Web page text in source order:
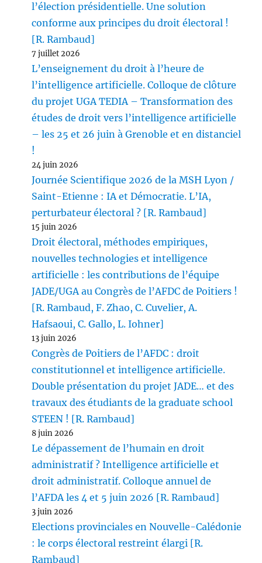
l’élection présidentielle. Une solution
conforme aux principes du droit électoral !
[R. Rambaud]
7 juillet 2026
L’enseignement du droit à l’heure de
l’intelligence artificielle. Colloque de clôture
du projet UGA TEDIA – Transformation des
études de droit vers l’intelligence artificielle
– les 25 et 26 juin à Grenoble et en distanciel
!
24 juin 2026
Journée Scientifique 2026 de la MSH Lyon /
Saint-Etienne : IA et Démocratie. L’IA,
perturbateur électoral ? [R. Rambaud]
15 juin 2026
Droit électoral, méthodes empiriques,
nouvelles technologies et intelligence
artificielle : les contributions de l’équipe
JADE/UGA au Congrès de l’AFDC de Poitiers !
[R. Rambaud, F. Zhao, C. Cuvelier, A.
Hafsaoui, C. Gallo, L. Iohner]
13 juin 2026
Congrès de Poitiers de l’AFDC : droit
constitutionnel et intelligence artificielle.
Double présentation du projet JADE… et des
travaux des étudiants de la graduate school
STEEN ! [R. Rambaud]
8 juin 2026
Le dépassement de l’humain en droit
administratif ? Intelligence artificielle et
droit administratif. Colloque annuel de
l’AFDA les 4 et 5 juin 2026 [R. Rambaud]
3 juin 2026
Elections provinciales en Nouvelle-Calédonie
: le corps électoral restreint élargi [R.
Rambaud]